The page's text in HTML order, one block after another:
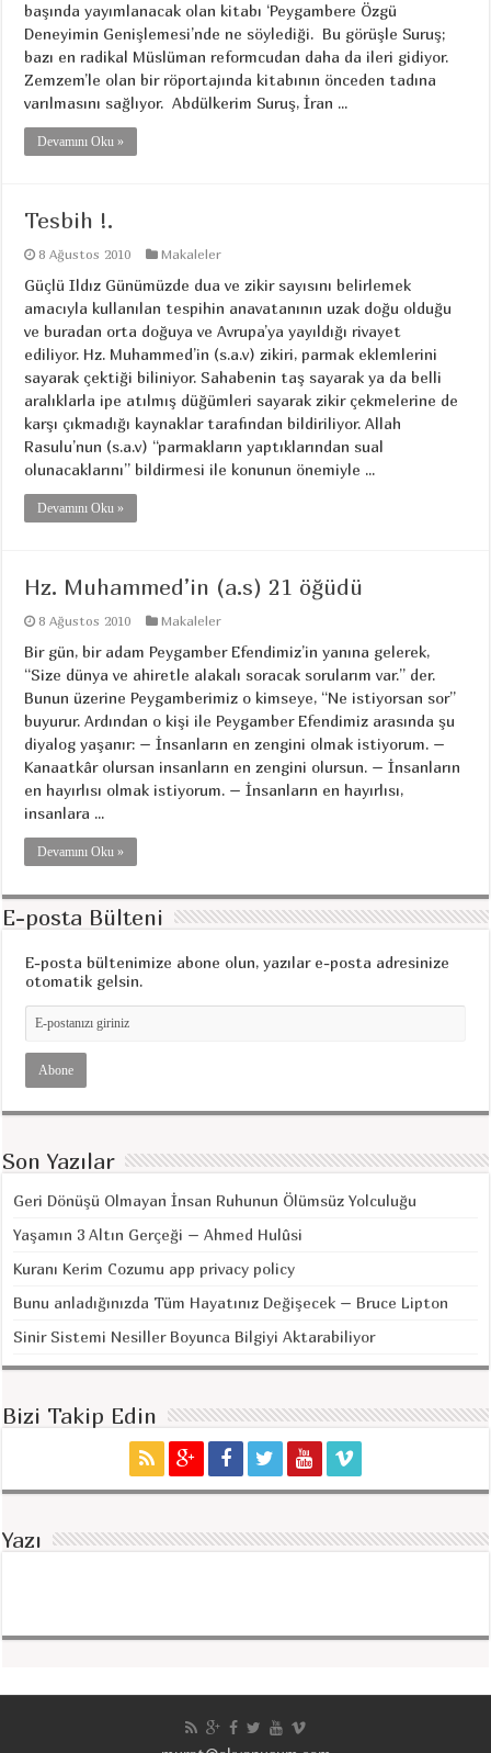
başında yayımlanacak olan kitabı ‘Peygambere Özgü
Deneyimin Genişlemesi’nde ne söylediği. Bu görüşle Suruş;
bazı en radikal Müslüman reformcudan daha da ileri gidiyor.
Zemzem’le olan bir röportajında kitabının önceden tadına
varılmasını sağlıyor. Abdülkerim Suruş, İran ...
Devamını Oku »
Tesbih !.
8 Ağustos 2010 Makaleler
Güçlü Ildız Günümüzde dua ve zikir sayısını belirlemek
amacıyla kullanılan tespihin anavatanının uzak doğu olduğu
ve buradan orta doğuya ve Avrupa’ya yayıldığı rivayet
ediliyor. Hz. Muhammed’in (s.a.v) zikiri, parmak eklemlerini
sayarak çektiği biliniyor. Sahabenin taş sayarak ya da belli
aralıklarla ipe atılmış düğümleri sayarak zikir çekmelerine de
karşı çıkmadığı kaynaklar tarafından bildiriliyor. Allah
Rasulu’nun (s.a.v) “parmakların yaptıklarından sual
olunacaklarını” bildirmesi ile konunun önemiyle ...
Devamını Oku »
Hz. Muhammed’in (a.s) 21 öğüdü
8 Ağustos 2010 Makaleler
Bir gün, bir adam Peygamber Efendimiz’in yanına gelerek,
“Size dünya ve ahiretle alakalı soracak sorularım var.” der.
Bunun üzerine Peygamberimiz o kimseye, “Ne istiyorsan sor”
buyurur. Ardından o kişi ile Peygamber Efendimiz arasında şu
diyalog yaşanır: – İnsanların en zengini olmak istiyorum. –
Kanaatkâr olursan insanların en zengini olursun. – İnsanların
en hayırlısı olmak istiyorum. – İnsanların en hayırlısı,
insanlara ...
Devamını Oku »
E-posta Bülteni
E-posta bültenimize abone olun, yazılar e-posta adresinize
otomatik gelsin.
Son Yazılar
Geri Dönüşü Olmayan İnsan Ruhunun Ölümsüz Yolculuğu
Yaşamın 3 Altın Gerçeği – Ahmed Hulûsi
Kuranı Kerim Cozumu app privacy policy
Bunu anladığınızda Tüm Hayatınız Değişecek – Bruce Lipton
Sinir Sistemi Nesiller Boyunca Bilgiyi Aktarabiliyor
Bizi Takip Edin
Yazı